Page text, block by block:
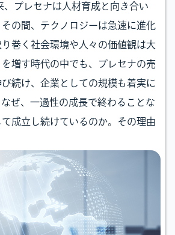
、プレセナは人材育成と向き合い
の間、テクノロジーは急速に進化
り巻く社会環境や人々の価値観は大
増す時代の中でも、プレセナの売
び続け、企業としての規模も着実に
ぜ、一過性の成長で終わることな
成立し続けているのか。その理由